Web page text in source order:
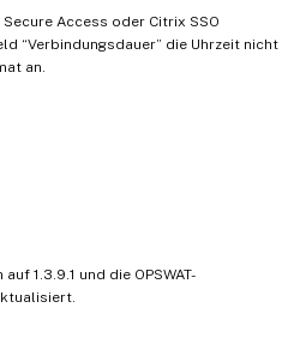
Access oder Citrix SSO
“Verbindungsdauer” die Uhrzeit nicht
an.
1.3.9.1 und die OPSWAT-